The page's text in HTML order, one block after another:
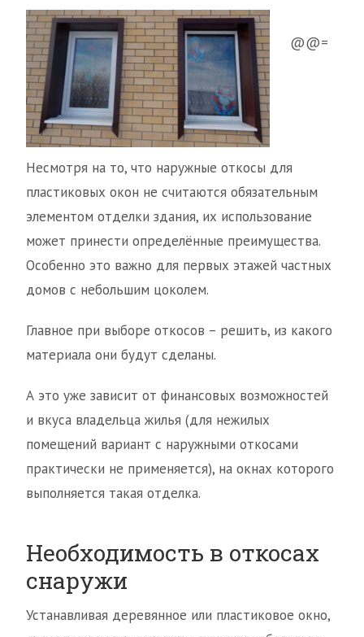
@@=
Несмотря на то, что наружные откосы для
пластиковых окон не считаются обязательным
элементом отделки здания, их использование
может принести определённые преимущества.
Особенно это важно для первых этажей частных
домов с небольшим цоколем.
Главное при выборе откосов – решить, из какого
материала они будут сделаны.
А это уже зависит от финансовых возможностей
и вкуса владельца жилья (для нежилых
помещений вариант с наружными откосами
практически не применяется), на окнах которого
выполняется такая отделка.
Необходимость в откосах
снаружи
Устанавливая деревянное или пластиковое окно,